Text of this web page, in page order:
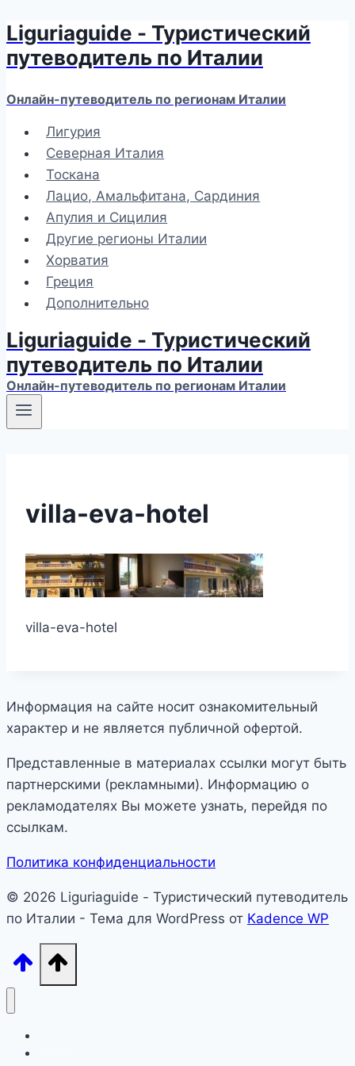
Перейти
к
содержимому
Liguriaguide - Туристический
путеводитель по Италии
Онлайн-путеводитель по регионам Италии
Лигурия
Северная Италия
Тоскана
Лацио, Амальфитана, Сардиния
Апулия и Сицилия
Другие регионы Италии
Хорватия
Греция
Дополнительно
Liguriaguide - Туристический
путеводитель по Италии
Онлайн-путеводитель по регионам Италии
villa-eva-hotel
villa-eva-hotel
Информация на сайте носит ознакомительный
характер и не является публичной офертой.
Представленные в материалах ссылки могут быть
партнерскими (рекламными). Информацию о
рекламодателях Вы можете узнать, перейдя по
ссылкам.
Политика конфиденциальности
© 2026 Liguriaguide - Туристический путеводитель
по Италии - Тема для WordPress от Kadence WP